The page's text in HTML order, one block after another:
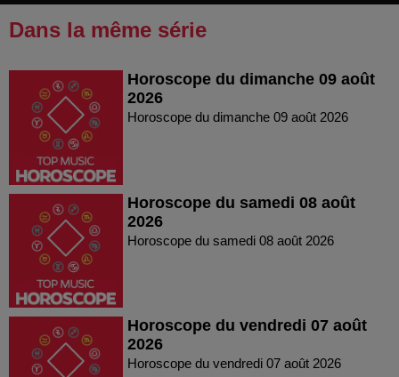
Dans la même série
Horoscope du dimanche 09 août
2026
Horoscope du dimanche 09 août 2026
Horoscope du samedi 08 août
2026
Horoscope du samedi 08 août 2026
Horoscope du vendredi 07 août
2026
Horoscope du vendredi 07 août 2026